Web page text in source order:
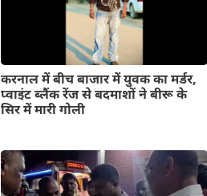
करनाल में बीच बाजार में युवक का मर्डर,
प्वाइंट ब्लैंक रेंज से बदमाशों ने बीरू के
सिर में मारी गोली